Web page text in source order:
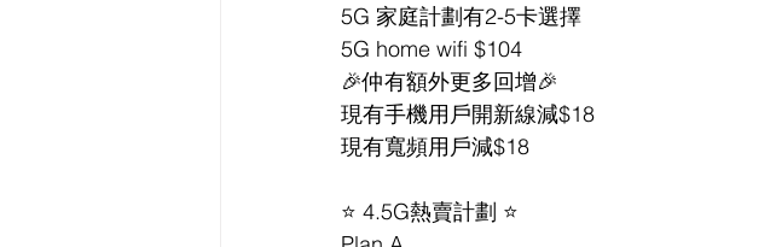
5G 家庭計劃有2-5卡選擇
5G home wifi $104
🎉仲有額外更多回增🎉
現有手機用戶開新線減$18
現有寬頻用戶減$18
⭐️ 4.5G熱賣計劃 ⭐️